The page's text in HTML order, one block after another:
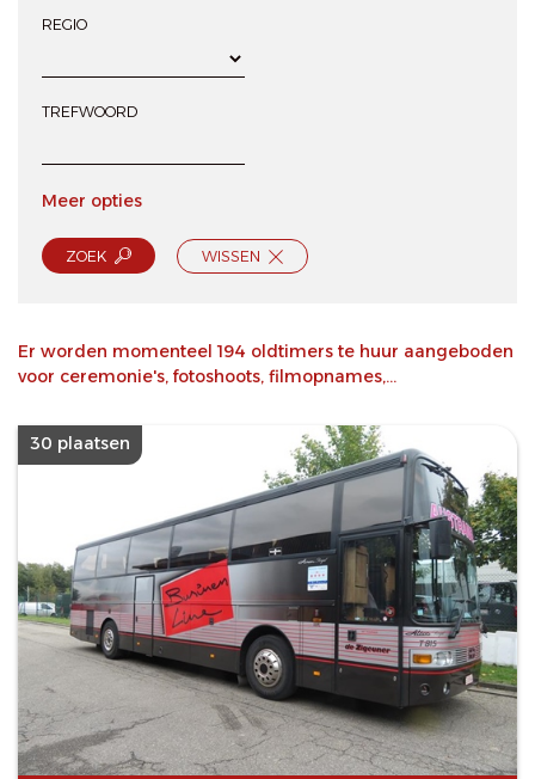
REGIO
TREFWOORD
Meer opties
ZOEK WISSEN
Er worden momenteel 194 oldtimers te huur aangeboden
voor ceremonie's, fotoshoots, filmopnames,...
30 plaatsen